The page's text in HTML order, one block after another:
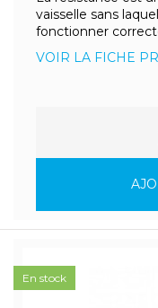
vaisselle sans
fonctionner
VOIR LA FICHE
En stock